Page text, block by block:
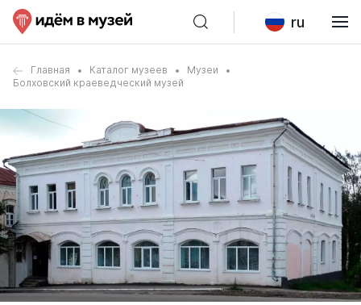
ru
Главная Каталог музеев
Музеи
Болховский краеведческий музей